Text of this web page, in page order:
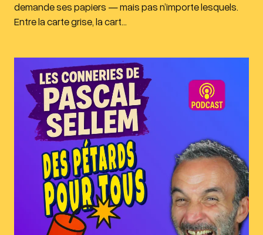
demande ses papiers — mais pas n’importe lesquels.
Entre la carte grise, la cart…